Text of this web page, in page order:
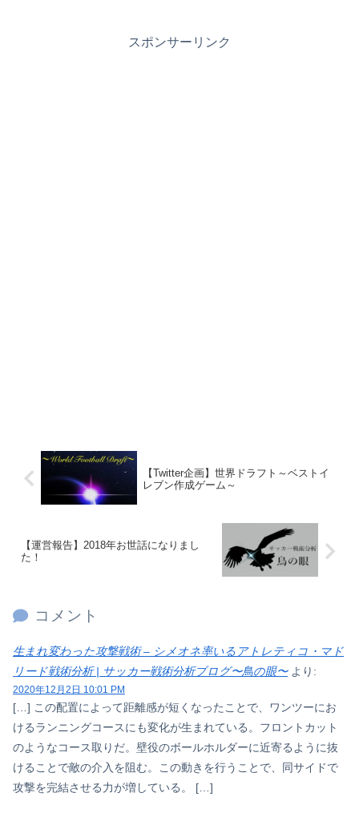
スポンサーリンク
【Twitter企画】世界ドラフト～ベストイ
レブン作成ゲーム～
【運営報告】2018年お世話になりまし
た！
コメント
生まれ変わった攻撃戦術 – シメオネ率いるアトレティコ・マド
リード戦術分析 | サッカー戦術分析ブログ〜鳥の眼〜 より:
2020年12月2日 10:01 PM
[…] この配置によって距離感が短くなったことで、ワンツーにお
けるランニングコースにも変化が生まれている。フロントカット
のようなコース取りだ。壁役のボールホルダーに近寄るように抜
けることで敵の介入を阻む。この動きを行うことで、同サイドで
攻撃を完結させる力が増している。 […]